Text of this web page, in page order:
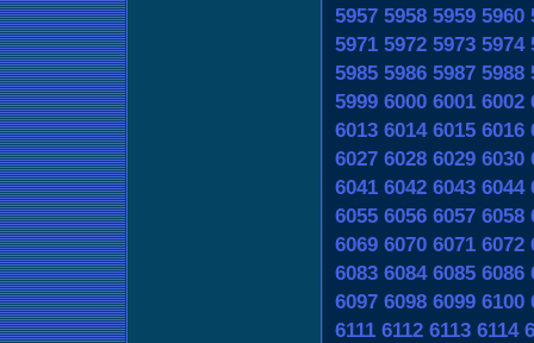
5957 5958 5959 5960
5971 5972 5973 5974
5985 5986 5987 5988
5999 6000 6001 6002
6013 6014 6015 6016
6027 6028 6029 6030
6041 6042 6043 6044
6055 6056 6057 6058
6069 6070 6071 6072
6083 6084 6085 6086
6097 6098 6099 6100
6111 6112 6113 6114